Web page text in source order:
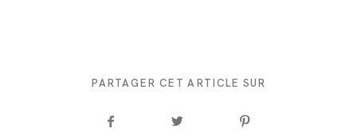
PARTAGER CET ARTICLE SUR